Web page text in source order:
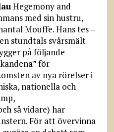
Hegemony and
med sin hustru,
Mouffe. Hans tes –
stundtals svårsmält
på följande
för
av nya rörelser i
nationella och
så vidare) har
För att övervinna